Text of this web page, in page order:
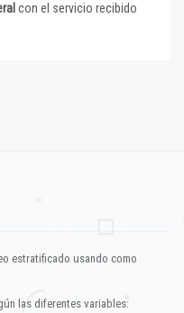
con el servicio recibido
estratificado usando como
las diferentes variables: